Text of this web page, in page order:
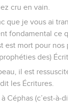
cru en vain.
que je vous ai
fondamental ce
est mort pour nos
des)
il est
les Écritures.
Céphas (c’est-à-